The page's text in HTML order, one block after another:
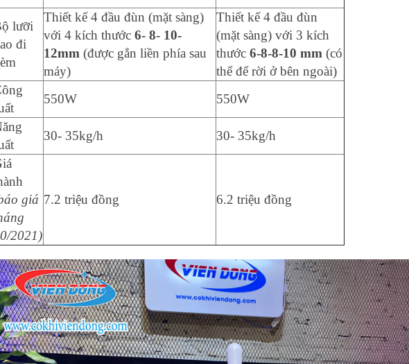
lưỡi
đi
Thiết kế 4 đầu đùn (mặt sàng)
với 4 kích thước 6- 8- 10-
12mm (được gắn liền phía sau
máy)
Thiết kế 4 đầu đùn
(mặt sàng) với 3 kích
thước 6-8-8-10 mm (có
thể để rời ở bên ngoài)
550W
550W
30- 35kg/h
30- 35kg/h
giá
2021)
7.2 triệu đồng 6.2 triệu đồng